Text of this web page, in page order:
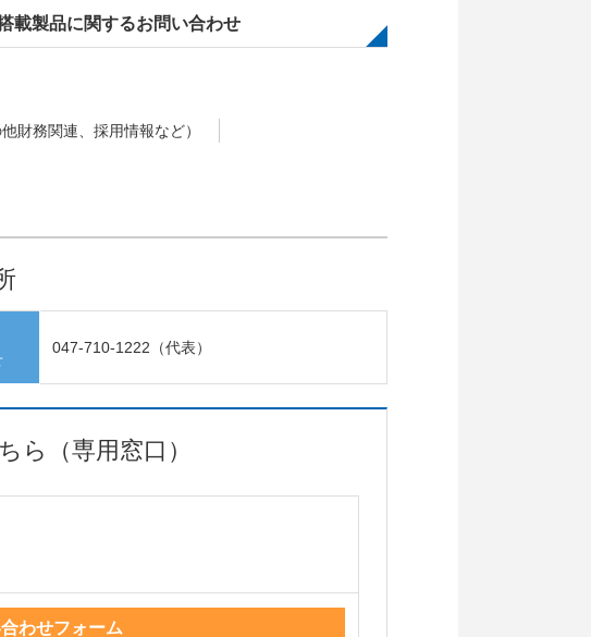
載製品に関するお問い合わせ
財務関連、採用情報など）
047-710-1222 （代表）
ら（専用窓口）
わせフォーム